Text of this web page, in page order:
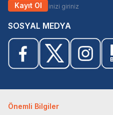
Kayıt Ol
SOSYAL MEDYA
Önemli Bilgiler